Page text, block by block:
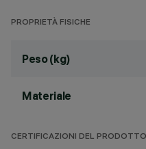
PROPRIETÀ FISICHE
Peso (kg)
Materiale
CERTIFICAZIONI DEL PRODOTTO